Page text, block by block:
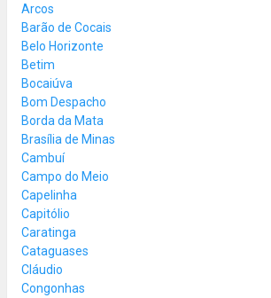
Arcos
Barão de Cocais
Belo Horizonte
Betim
Bocaiúva
Bom Despacho
Borda da Mata
Brasília de Minas
Cambuí
Campo do Meio
Capelinha
Capitólio
Caratinga
Cataguases
Cláudio
Congonhas